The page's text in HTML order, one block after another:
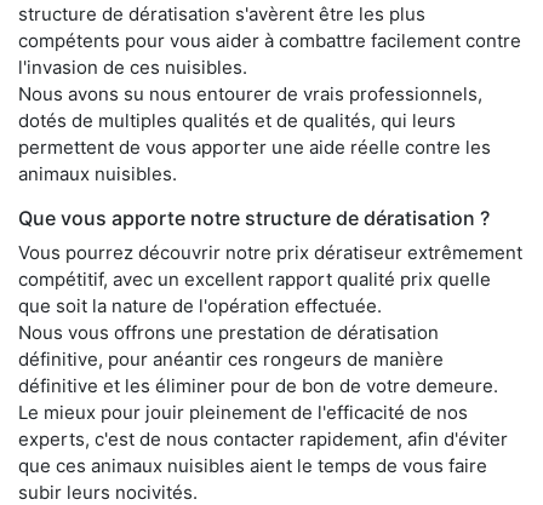
structure de dératisation s'avèrent être les plus
compétents pour vous aider à combattre facilement contre
l'invasion de ces nuisibles.
Nous avons su nous entourer de vrais professionnels,
dotés de multiples qualités et de qualités, qui leurs
permettent de vous apporter une aide réelle contre les
animaux nuisibles.
Que vous apporte notre structure de dératisation ?
Vous pourrez découvrir notre prix dératiseur extrêmement
compétitif, avec un excellent rapport qualité prix quelle
que soit la nature de l'opération effectuée.
Nous vous offrons une prestation de dératisation
définitive, pour anéantir ces rongeurs de manière
définitive et les éliminer pour de bon de votre demeure.
Le mieux pour jouir pleinement de l'efficacité de nos
experts, c'est de nous contacter rapidement, afin d'éviter
que ces animaux nuisibles aient le temps de vous faire
subir leurs nocivités.